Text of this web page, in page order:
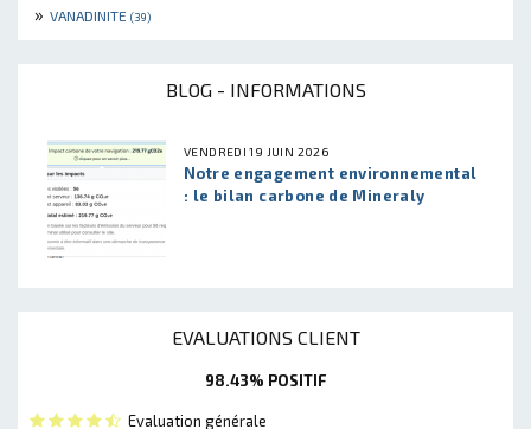
» VANADINITE (39)
BLOG - INFORMATIONS
VENDREDI 19 JUIN 2026
Notre engagement environnemental
: le bilan carbone de Mineraly
EVALUATIONS CLIENT
98.43% POSITIF
Evaluation générale